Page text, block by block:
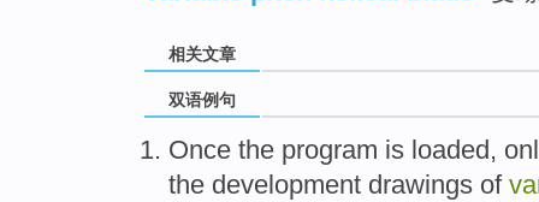
相关文章
双语例句
Once the program is loaded ,
the development drawings of